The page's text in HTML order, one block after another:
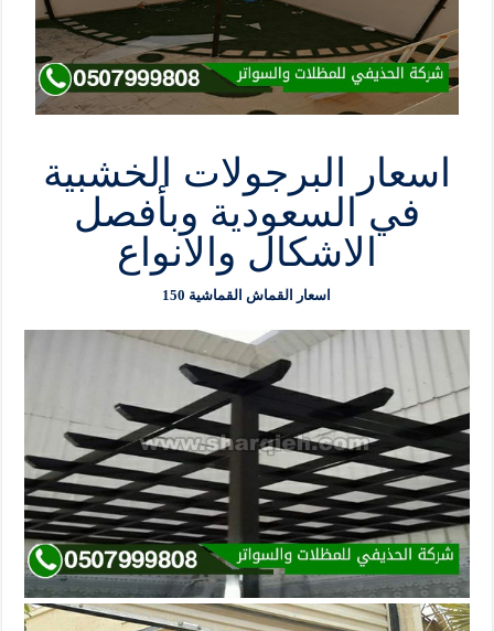
اسعار البرجولات الخشبية
في السعودية وبأفصل
الاشكال والانواع
اسعار القماش القماشية 150